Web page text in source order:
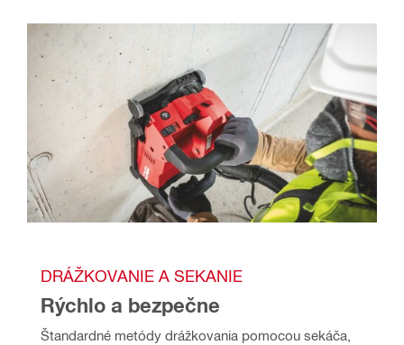
DRÁŽKOVANIE A SEKANIE
Rýchlo a bezpečne
Štandardné metódy drážkovania pomocou sekáča,